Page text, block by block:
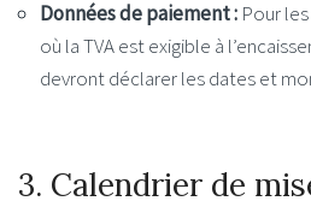
Données de paiement : Pour
où la TVA est exigible à
devront déclarer les dates et
3. Calendrier de